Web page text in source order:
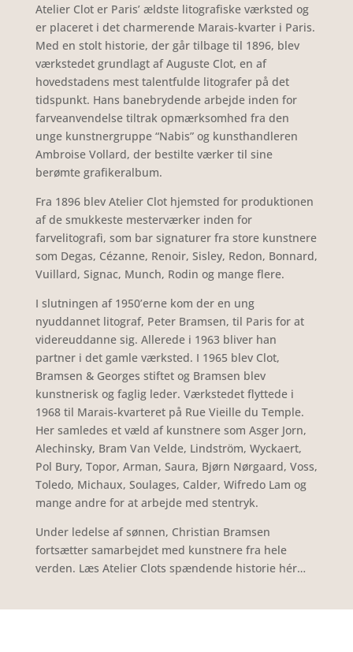
Atelier Clot er Paris’ ældste litografiske værksted og
er placeret i det charmerende Marais-kvarter i Paris.
Med en stolt historie, der går tilbage til 1896, blev
værkstedet grundlagt af Auguste Clot, en af
hovedstadens mest talentfulde litografer på det
tidspunkt. Hans banebrydende arbejde inden for
farveanvendelse tiltrak opmærksomhed fra den
unge kunstnergruppe “Nabis” og kunsthandleren
Ambroise Vollard, der bestilte værker til sine
berømte grafikeralbum.
Fra 1896 blev Atelier Clot hjemsted for produktionen
af de smukkeste mesterværker inden for
farvelitografi, som bar signaturer fra store kunstnere
som Degas, Cézanne, Renoir, Sisley, Redon, Bonnard,
Vuillard, Signac, Munch, Rodin og mange flere.
I slutningen af 1950’erne kom der en ung
nyuddannet litograf, Peter Bramsen, til Paris for at
videre­­uddanne sig. Allerede i 1963 bliver han
partner i det gamle værksted. I 1965 blev Clot,
Bramsen & Georges stiftet og Bramsen blev
kunstnerisk og faglig leder. Værkstedet flyttede i
1968 til Marais-kvarteret på Rue Vieille du Temple.
Her samledes et væld af kunstnere som Asger Jorn,
Alechinsky, Bram Van Velde, Lindström, Wyckaert,
Pol Bury, Topor, Arman, Saura, Bjørn Nørgaard, Voss,
Toledo, Michaux, Soulages, Calder, Wifredo Lam og
mange andre for at arbejde med stentryk.
Under ledelse af sønnen, Christian Bramsen
fortsætter samarbejdet med kunstnere fra hele
verden. Læs Atelier Clots spændende historie hér…